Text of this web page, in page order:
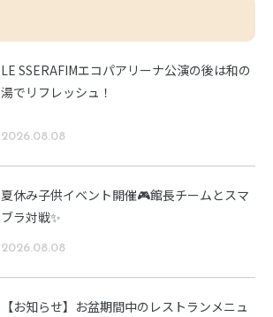
LE SSERAFIMエコパアリーナ公演の後は和の
湯でリフレッシュ！
2026.08.08
夏休み子供イベント開催🎮館長チームとスマ
ブラ対戦✨
2026.08.08
【お知らせ】お盆期間中のレストランメニュ